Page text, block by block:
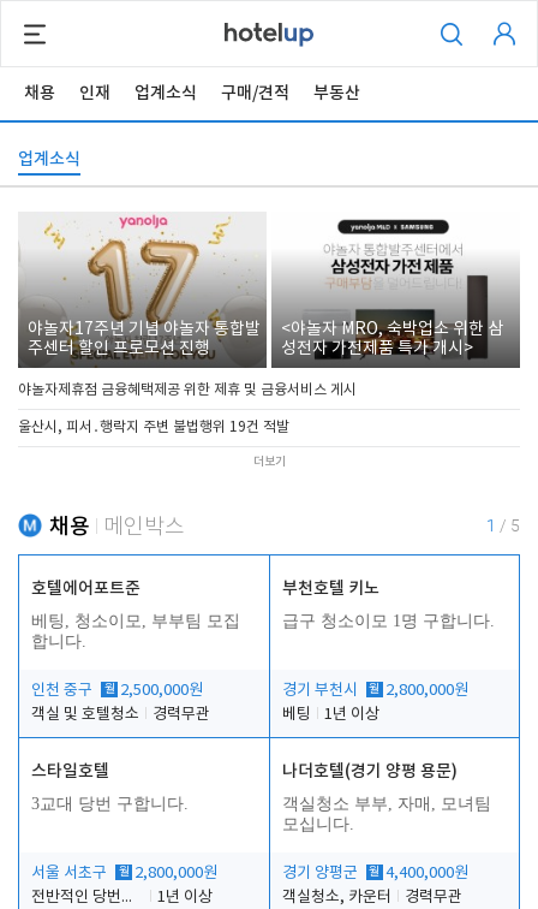
채용 인재 업계소식 구매/견적 부동산
업계소식
야놀자17주년 기념 야놀자 통합발
주센터 할인 프로모션 진행
<야놀자 MRO, 숙박업소 위한 삼
성전자 가전제품 특가 개시>
야놀자제휴점 금융혜택제공 위한 제휴 및 금융서비스 게시
울산시, 피서․행락지 주변 불법행위 19건 적발
더보기
채용 메인박스 1 / 5
호텔에어포트준
베팅, 청소이모, 부부팀 모집
합니다.
인천 중구 월 2,500,000원
객실 및 호텔청소
경력무관
부천호텔 키노
급구 청소이모 1명 구합니다.
경기 부천시 월 2,800,000원
베팅
1년 이상
스타일호텔
3교대 당번 구합니다.
서울 서초구 월 2,800,000원
전반적인 당번업무
1년 이상
나더호텔(경기 양평 용문)
객실청소 부부, 자매, 모녀팀
모십니다.
경기 양평군 월 4,400,000원
객실청소, 카운터
경력무관